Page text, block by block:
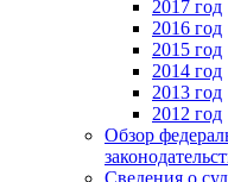
2017 год
2016 год
2015 год
2014 год
2013 год
2012 год
Обзор
Сведения о